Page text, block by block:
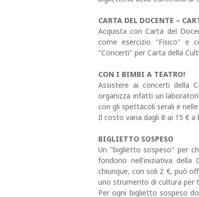
CARTA DEL DOCENTE –
Acquista con Carta del
come esercizio "Fisico" e
"Concerti" per Carta della
CON I BIMBI A TEATRO!
Assistere ai concerti della
organizza infatti un
con gli spettacoli serali e
Il costo varia dagli 8 ai 15 €
BIGLIETTO SOSPESO
Un "biglietto sospeso" per
fondono nell'iniziativa della
chiunque, con soli 2 €, può
uno strumento di cultura per
Per ogni biglietto sospeso